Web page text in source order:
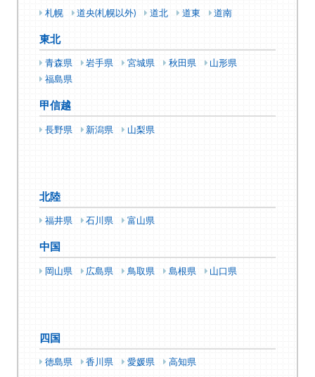
札幌 道央(札幌以外) 道北 道東 道南
東北
青森県 岩手県 宮城県 秋田県
山形県
福島県
甲信越
長野県 新潟県 山梨県
北陸
福井県 石川県 富山県
中国
岡山県 広島県 鳥取県 島根県 山口県
四国
徳島県 香川県 愛媛県 高知県